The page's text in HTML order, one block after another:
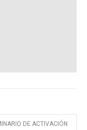
DE ACTIVACIÓN